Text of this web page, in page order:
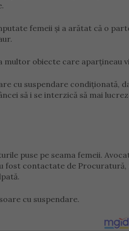
femeii și a arătat că o
multor obiecte care aparțineau
cu suspendare condiționată,
să i se interzică să mai
puse pe seama femeii.
fost contactate de
cu suspendare.